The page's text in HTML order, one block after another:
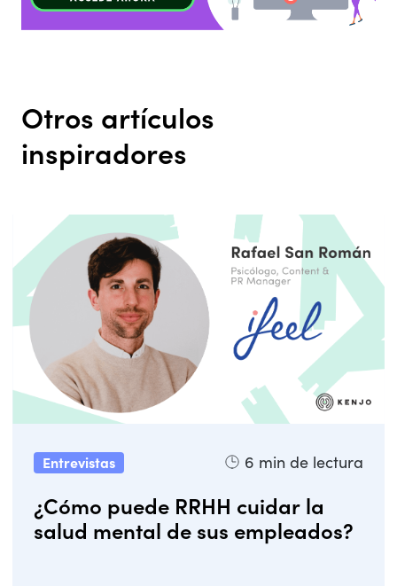
Otros artículos
inspiradores
Entrevistas 6 min de lectura
¿Cómo puede RRHH cuidar la
salud mental de sus empleados?